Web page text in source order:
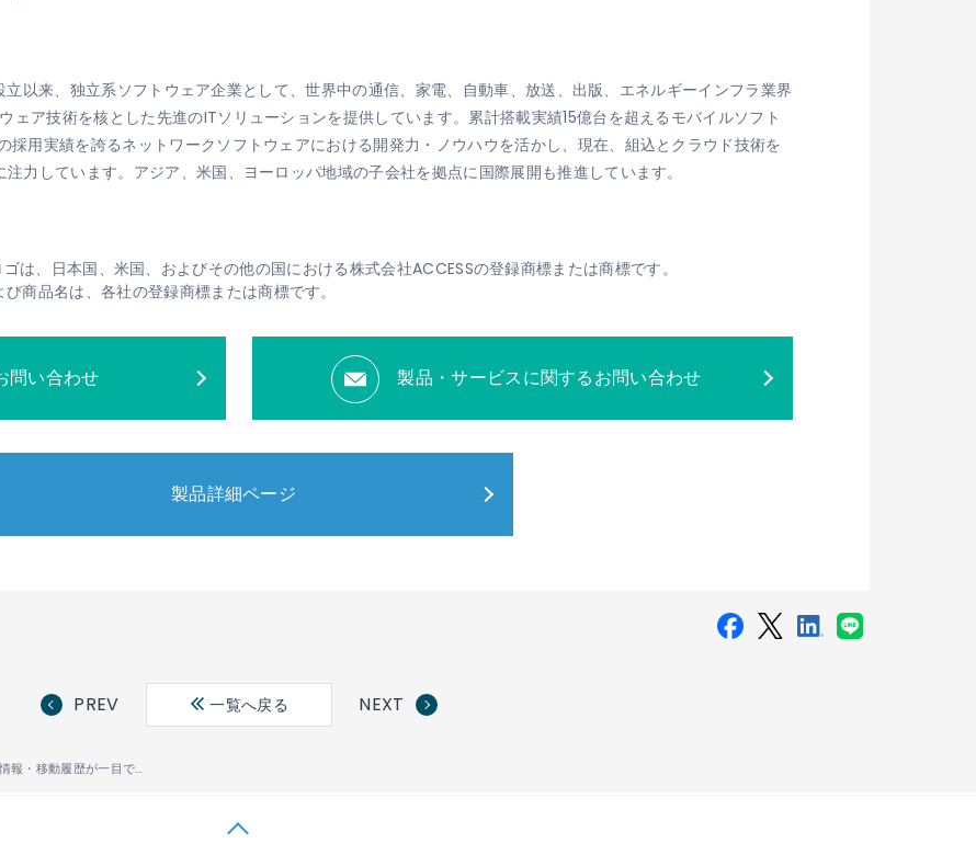
以来、独立系ソフトウェア企業として、世界中の通信、家電、自動車、放送、出版、エネルギーインフラ業界
ェア技術を核とした先進のITソリューションを提供しています。累計搭載実績15億台を超えるモバイルソフト
用実績を誇るネットワークソフトウェアにおける開発力・ノウハウを活かし、現在、組込とクラウド技術を
力しています。アジア、米国、ヨーロッパ地域の子会社を拠点に国際展開も推進しています。
は、日本国、米国、およびその他の国における株式会社ACCESSの登録商標または商標です。
商品名は、各社の登録商標または商標です。
問い合わせ 製品・サービスに関するお問い合わせ
製品詳細ページ
PREV 一覧へ戻る NEXT
屋内の人の位置情報・移動履歴が一目でわかる法人向けクラウドサービス 「Linkit